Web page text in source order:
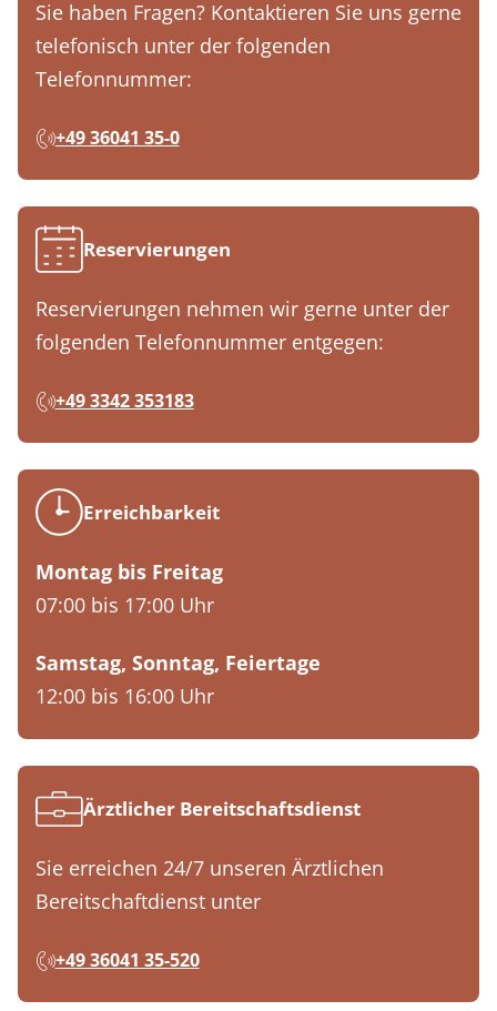
Sie haben Fragen? Kontaktieren Sie uns gerne
telefonisch unter der folgenden
Telefonnummer:
+49 36041 35-0
Reservierungen
Reservierungen nehmen wir gerne unter der
folgenden Telefonnummer entgegen:
+49 3342 353183
Erreichbarkeit
Montag bis Freitag
07:00 bis 17:00 Uhr
Samstag, Sonntag, Feiertage
12:00 bis 16:00 Uhr
Ärztlicher Bereitschaftsdienst
Sie erreichen 24/7 unseren Ärztlichen
Bereitschaftdienst unter
+49 36041 35-520